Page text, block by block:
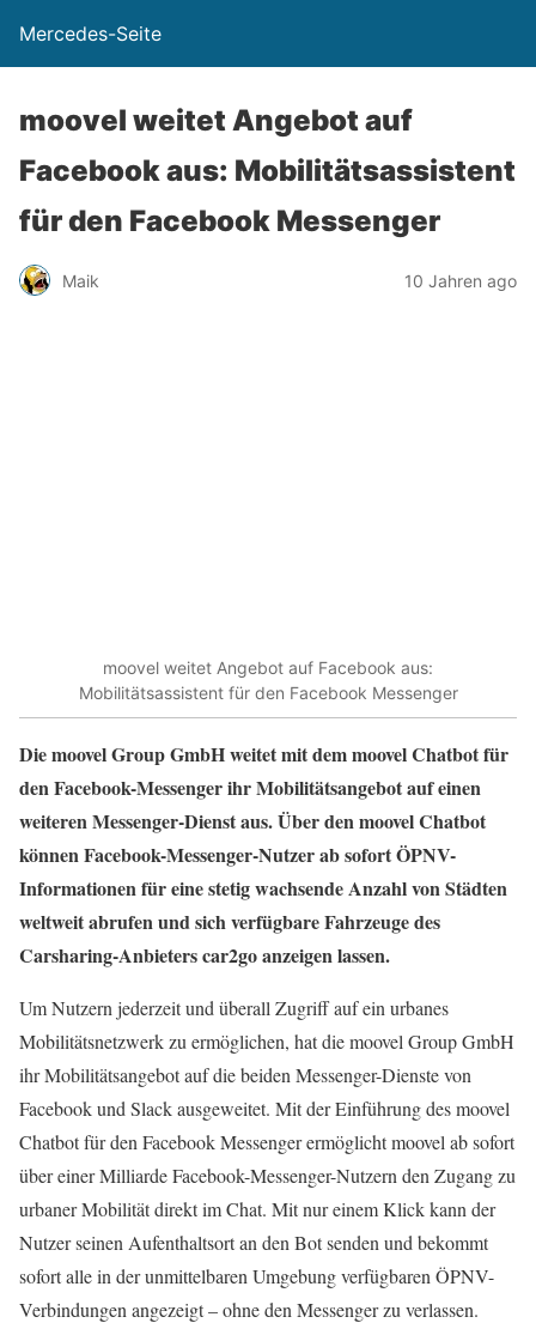
Mercedes-Seite
moovel weitet Angebot auf
Facebook aus: Mobilitätsassistent
für den Facebook Messenger
Maik 10 Jahren ago
moovel weitet Angebot auf Facebook aus:
Mobilitätsassistent für den Facebook Messenger
Die moovel Group GmbH weitet mit dem moovel Chatbot für
den Facebook-Messenger ihr Mobilitätsangebot auf einen
weiteren Messenger-Dienst aus. Über den moovel Chatbot
können Facebook-Messenger-Nutzer ab sofort ÖPNV-
Informationen für eine stetig wachsende Anzahl von Städten
weltweit abrufen und sich verfügbare Fahrzeuge des
Carsharing-Anbieters car2go anzeigen lassen.
Um Nutzern jederzeit und überall Zugriff auf ein urbanes
Mobilitätsnetzwerk zu ermöglichen, hat die moovel Group GmbH
ihr Mobilitätsangebot auf die beiden Messenger-Dienste von
Facebook und Slack ausgeweitet. Mit der Einführung des moovel
Chatbot für den Facebook Messenger ermöglicht moovel ab sofort
über einer Milliarde Facebook-Messenger-Nutzern den Zugang zu
urbaner Mobilität direkt im Chat. Mit nur einem Klick kann der
Nutzer seinen Aufenthaltsort an den Bot senden und bekommt
sofort alle in der unmittelbaren Umgebung verfügbaren ÖPNV-
Verbindungen angezeigt – ohne den Messenger zu verlassen.